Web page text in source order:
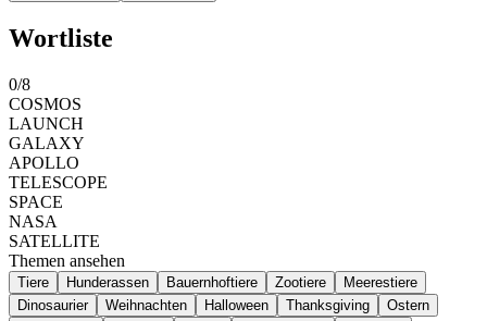
Wortliste
0/8
COSMOS
LAUNCH
GALAXY
APOLLO
TELESCOPE
SPACE
NASA
SATELLITE
Themen ansehen
Tiere Hunderassen Bauernhoftiere Zootiere
Meerestiere
Dinosaurier
Weihnachten Halloween Thanksgiving
Ostern